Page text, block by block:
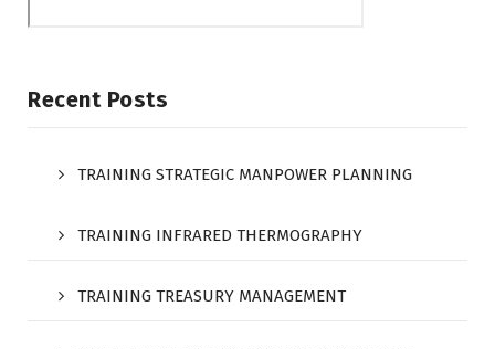
Recent Posts
TRAINING STRATEGIC MANPOWER PLANNING
TRAINING INFRARED THERMOGRAPHY
TRAINING TREASURY MANAGEMENT